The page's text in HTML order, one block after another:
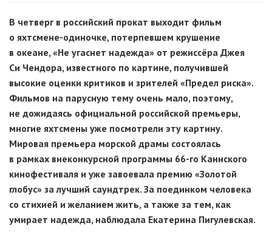
В четверг в российский прокат выходит фильм
о яхтсмене-одиночке, потерпевшем крушение
в океане, «Не угаснет надежда» от режиссёра Джея
Си Чендора, известного по картине, получившей
высокие оценки критиков и зрителей «Предел риска».
Фильмов на парусную тему очень мало, поэтому,
не дожидаясь официальной российской премьеры,
многие яхтсмены уже посмотрели эту картину.
Мировая премьера морской драмы состоялась
в рамках внеконкурсной программы 66-го Каннского
кинофестиваля и уже завоевала премию «Золотой
глобус» за лучший саундтрек. За поединком человека
со стихией и желанием жить, а также за тем, как
умирает надежда, наблюдала Екатерина Пигулевская.